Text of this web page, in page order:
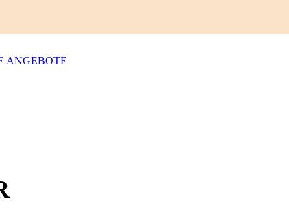
ANGEBOTE